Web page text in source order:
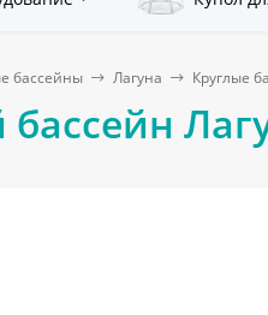
бассейны Лагуна Круглые